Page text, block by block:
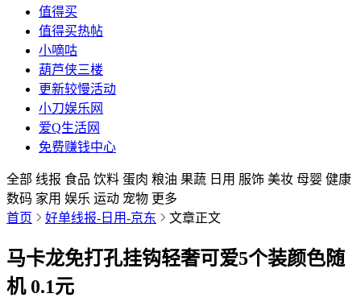
值得买
值得买热帖
小嘀咕
葫芦侠三楼
更新较慢活动
小刀娱乐网
爱Q生活网
免费赚钱中心
全部 线报 食品 饮料 蛋肉 粮油 果蔬 日用 服饰 美妆 母婴 健康
数码 家用 娱乐 运动 宠物 更多
首页
好单线报-日用-京东 文章正文
马卡龙免打孔挂钩轻奢可爱5个装颜色随
机 0.1元